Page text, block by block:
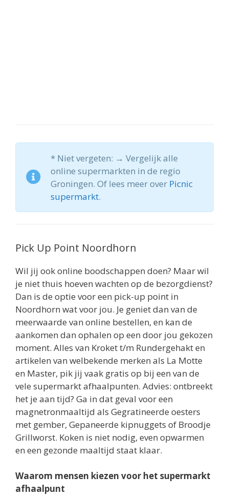
Groningen. Of lees meer overPicnic
supermarkt.
Pick Up Point Noordhorn
je niet thuis hoeven wachten op de bezorgdienst?
Dan is de optie voor een pick-up point in
Noordhorn wat voor jou. Je geniet dan van de
meerwaarde van online bestellen, en kan de
aankomen dan ophalen op een door jou gekozen
moment. Alles van Kroket t/m Rundergehakt en
artikelen van welbekende merken als La Motte
en Master, pik jij vaak gratis op bij een van de
vele supermarkt afhaalpunten. Advies: ontbreekt
het je aan tijd? Ga in dat geval voor een
magnetronmaaltijd als Gegratineerde oesters
met gember, Gepaneerde kipnuggets of Broodje
Grillworst. Koken is niet nodig, even opwarmen
en een gezonde maaltijd staat klaar.
Waarom mensen kiezen voor het supermarkt
afhaalpunt
Makkelijk uit je werk meenemen
Geen bezorger waar je op moet wachten